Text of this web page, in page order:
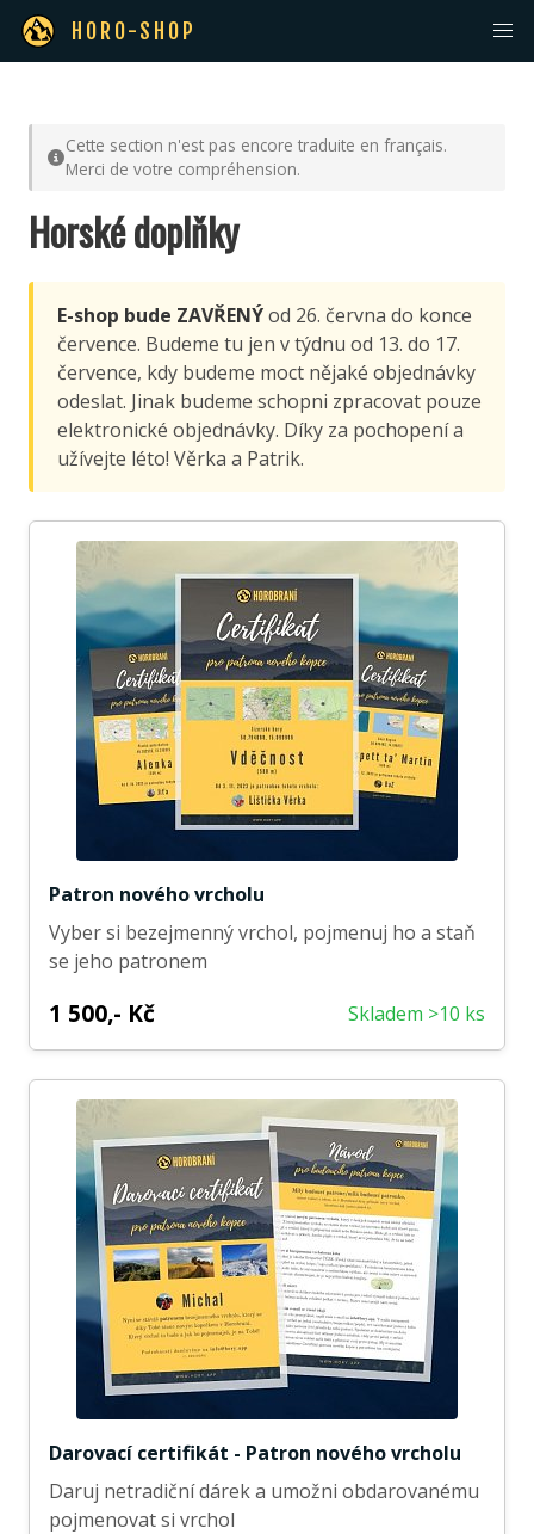
HORO-SHOP
Cette section n'est pas encore traduite en français.
Merci de votre compréhension.
Horské doplňky
E-shop bude ZAVŘENÝod 26. června do konce
července. Budeme tu jen v týdnu od 13. do 17.
července, kdy budeme moct nějaké objednávky
odeslat. Jinak budeme schopni zpracovat pouze
elektronické objednávky. Díky za pochopení a
užívejte léto! Věrka a Patrik.
Patron nového vrcholu
Vyber si bezejmenný vrchol, pojmenuj ho a staň
se jeho patronem
1 500,- Kč Skladem >10 ks
Darovací certifikát - Patron nového vrcholu
Daruj netradiční dárek a umožni obdarovanému
pojmenovat si vrchol